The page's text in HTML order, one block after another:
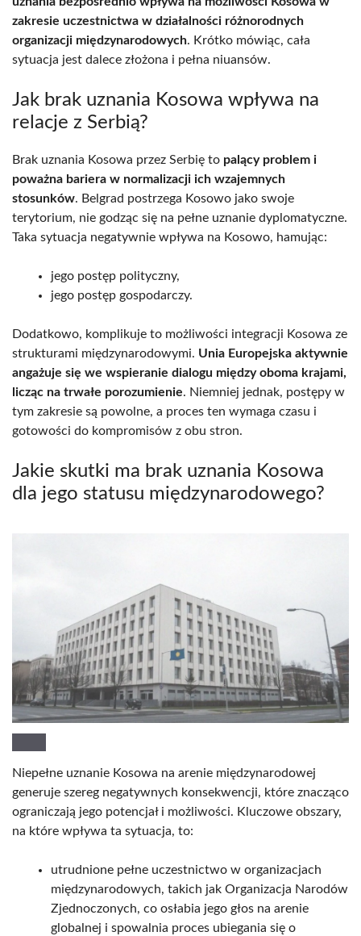
zakresie uczestnictwa w działalności różnorodnych
organizacji międzynarodowych. Krótko mówiąc, cała
sytuacja jest dalece złożona i pełna niuansów.
Jak brak uznania Kosowa wpływa na
relacje z Serbią?
Brak uznania Kosowa przez Serbię to palący problem i
poważna bariera w normalizacji ich wzajemnych
stosunków. Belgrad postrzega Kosowo jako swoje
terytorium, nie godząc się na pełne uznanie dyplomatyczne.
Taka sytuacja negatywnie wpływa na Kosowo, hamując:
jego postęp polityczny,
jego postęp gospodarczy.
Dodatkowo, komplikuje to możliwości integracji Kosowa ze
strukturami międzynarodowymi. Unia Europejska aktywnie
angażuje się we wspieranie dialogu między oboma krajami,
licząc na trwałe porozumienie. Niemniej jednak, postępy w
tym zakresie są powolne, a proces ten wymaga czasu i
gotowości do kompromisów z obu stron.
Jakie skutki ma brak uznania Kosowa
dla jego statusu międzynarodowego?
Niepełne uznanie Kosowa na arenie międzynarodowej
generuje szereg negatywnych konsekwencji, które znacząco
ograniczają jego potencjał i możliwości. Kluczowe obszary,
na które wpływa ta sytuacja, to:
utrudnione pełne uczestnictwo w organizacjach
międzynarodowych, takich jak Organizacja Narodów
Zjednoczonych, co osłabia jego głos na arenie
globalnej i spowalnia proces ubiegania się o